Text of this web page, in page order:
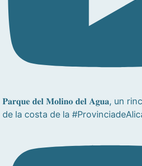
𝐏𝐚𝐫𝐪𝐮𝐞 𝐝𝐞𝐥 𝐌𝐨𝐥𝐢𝐧𝐨 𝐝𝐞𝐥 𝐀𝐠𝐮𝐚, un
de la costa de la